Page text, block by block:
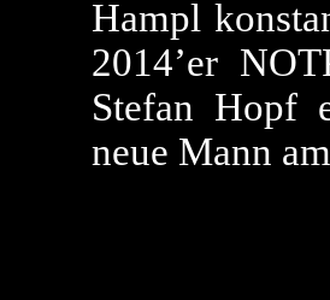
Hampl
2014’er
Stefan Hopf
neue Mann